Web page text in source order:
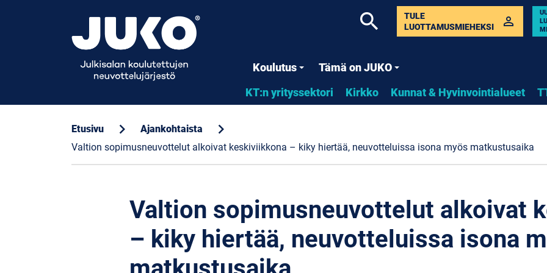
Koulutus
Tämä on JUKO
KT:n yrityssektori
Kirkko Kunnat & Hyvinvointialueet
TULE
LUOTTAMUSMIEHEKSI
perm_identity
search
Etusivu chevron_right Ajankohtaista chevron_right
Valtion sopimusneuvottelut alkoivat keskiviikkona – kiky hiertää, neuvotteluissa isona myös matkustusaika
Valtion sopimusneuvottelut alkoivat
– kiky hiertää, neuvotteluissa isona